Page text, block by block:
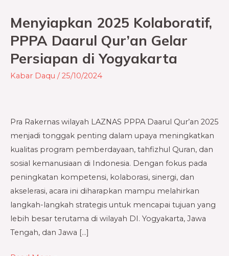
Menyiapkan 2025 Kolaboratif,
PPPA Daarul Qur’an Gelar
Persiapan di Yogyakarta
Kabar Daqu /25/10/2024
Pra Rakernas wilayah LAZNAS PPPA Daarul Qur’an 2025
menjadi tonggak penting dalam upaya meningkatkan
kualitas program pemberdayaan, tahfizhul Quran, dan
sosial kemanusiaan di Indonesia. Dengan fokus pada
peningkatan kompetensi, kolaborasi, sinergi, dan
akselerasi, acara ini diharapkan mampu melahirkan
langkah-langkah strategis untuk mencapai tujuan yang
lebih besar terutama di wilayah DI. Yogyakarta, Jawa
Tengah, dan Jawa […]
Menyiapkan
2025
Kolaboratif,
PPPA
Daarul
Persiapan
Yogyakarta